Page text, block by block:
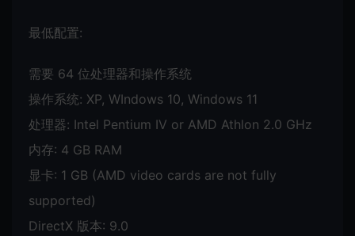
最低配置:
需要 64 位处理器和操作系统
操作系统: XP, WIndows 10, Windows 11
处理器: Intel Pentium IV or AMD Athlon 2.0 GHz
内存: 4 GB RAM
显卡: 1 GB (AMD video cards are not fully
supported)
DirectX 版本: 9.0